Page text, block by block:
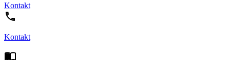
Kontakt
Kontakt